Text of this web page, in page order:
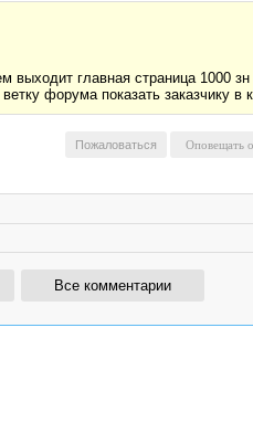
главная страница 1000
форума показать заказчику в
Пожаловаться
Все комментарии